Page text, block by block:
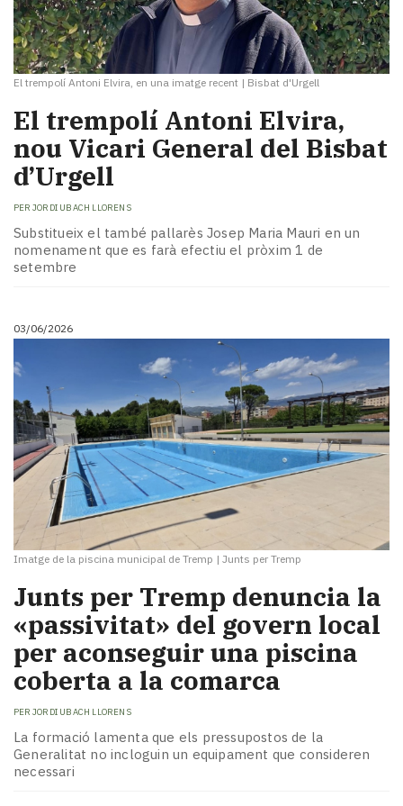
El trempolí Antoni Elvira, en una imatge recent | Bisbat d'Urgell
​El trempolí Antoni Elvira,
nou Vicari General del Bisbat
d’Urgell
PER JORDI UBACH LLORENS
Substitueix el també pallarès Josep Maria Mauri en un
nomenament que es farà efectiu el pròxim 1 de
setembre
03/06/2026
Imatge de la piscina municipal de Tremp | Junts per Tremp
Junts per Tremp denuncia la
«passivitat» del govern local
per aconseguir una piscina
coberta a la comarca
PER JORDI UBACH LLORENS
La formació lamenta que els pressupostos de la
Generalitat no incloguin un equipament que consideren
necessari